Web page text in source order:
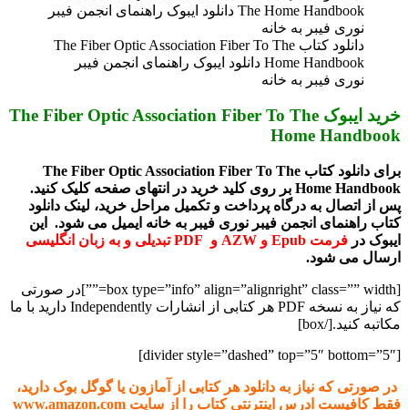
دانلود کتاب The Fiber Optic Association Fiber To The
Home Handbook دانلود ایبوک راهنمای انجمن فیبر
نوری فیبر به خانه
خرید ایبوک The Fiber Optic Association Fiber To The
Home Handbook
برای دانلود کتاب The Fiber Optic Association Fiber To The
Home Handbook بر روی کلید خرید در انتهای صفحه کلیک کنید.
پس از اتصال به درگاه پرداخت و تکمیل مراحل خرید، لینک دانلود
کتاب راهنمای انجمن فیبر نوری فیبر به خانه ایمیل می شود. این
ایبوک در فرمت Epub و AZW و PDF تبدیلی و به زبان انگلیسی
ارسال می شود.
[box type=”info” align=”alignright” class=”” width=””]در صورتی
که نیاز به نسخه PDF هر کتابی از انشارات Independently دارید با ما
مکاتبه کنید.[/box]
[divider style=”dashed” top=”5″ bottom=”5″]
در صورتی که نیاز به دانلود هر کتابی از آمازون یا گوگل بوک دارید،
فقط کافیست ادرس اینترنتی کتاب را از سایت www.amazon.com